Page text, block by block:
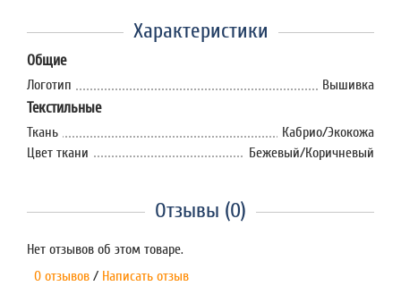
Характеристики
Общие
Логотип Вышивка
Текстильные
Ткань
Кабрио/Экокожа
Цвет ткани
Бежевый/Коричневый
Отзывы (0)
Нет отзывов об этом товаре.
0 отзывов / Написать отзыв